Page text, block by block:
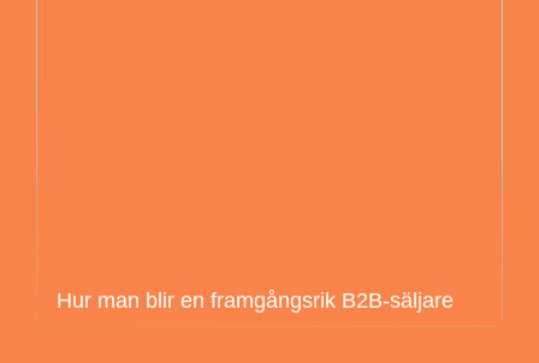
Hur man blir en framgångsrik B2B-säljare